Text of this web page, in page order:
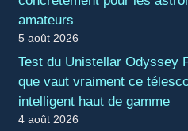
amateurs
5 août 2026
Test du Unistellar Odyssey
que vaut vraiment ce
intelligent haut de gamme
4 août 2026